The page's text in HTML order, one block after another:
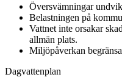
Översvämningar
Belastningen på
Vattnet inte orsakar
allmän plats.
Miljöpåverkan
Dagvattenplan